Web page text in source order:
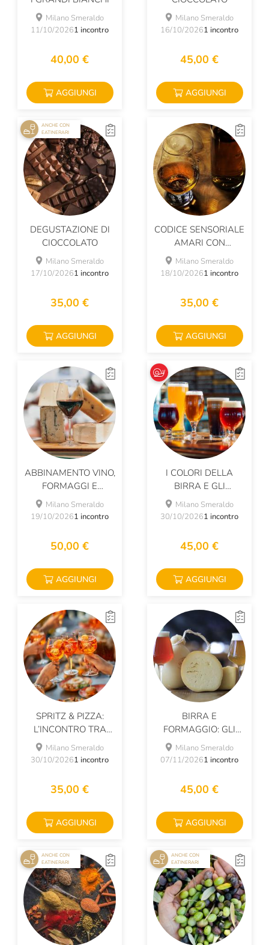
Milano Smeraldo
11/10/20261 incontro
40,00 €
AGGIUNGI
Milano Smeraldo
16/10/20261 incontro
45,00 €
AGGIUNGI
ANCHE CON
EATINERARI
DEGUSTAZIONE DI
CIOCCOLATO
Milano Smeraldo
17/10/20261 incontro
35,00 €
AGGIUNGI
CODICE SENSORIALE
AMARI CON
NARRATORI DEL
GUSTO
Milano Smeraldo
18/10/20261 incontro
35,00 €
AGGIUNGI
ABBINAMENTO VINO,
FORMAGGI E
CONFETTURE
Milano Smeraldo
19/10/20261 incontro
50,00 €
AGGIUNGI
I COLORI DELLA
BIRRA E GLI
ABBINAMENTI
Milano Smeraldo
30/10/20261 incontro
45,00 €
AGGIUNGI
SPRITZ & PIZZA:
L’INCONTRO TRA
GRANDI CLASSICI
ITALIANI!
Milano Smeraldo
30/10/20261 incontro
35,00 €
AGGIUNGI
BIRRA E
FORMAGGIO: GLI
ABBINAMENTI
Milano Smeraldo
07/11/20261 incontro
45,00 €
AGGIUNGI
ANCHE CON
EATINERARI
ANCHE CON
EATINERARI